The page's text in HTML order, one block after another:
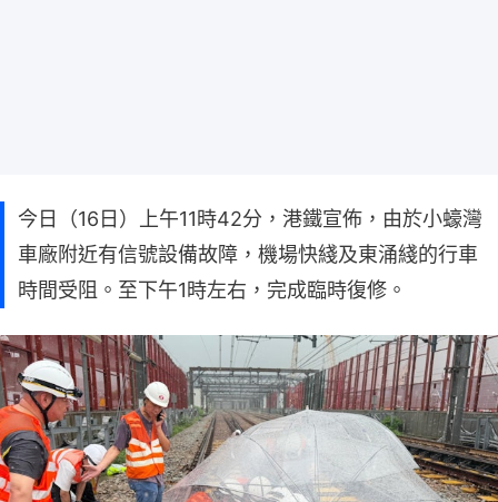
今日（16日）上午11時42分，港鐵宣佈，由於小蠔灣
車廠附近有信號設備故障，機場快綫及東涌綫的行車
時間受阻。至下午1時左右，完成臨時復修。